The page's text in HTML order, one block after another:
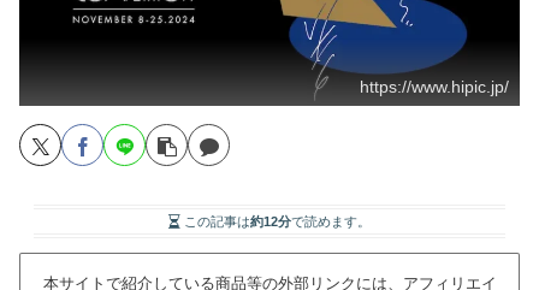
https://www.hipic.jp/
この記事は約12分で読めます。
本サイトで紹介している商品等の外部リンクには、アフィリエイ